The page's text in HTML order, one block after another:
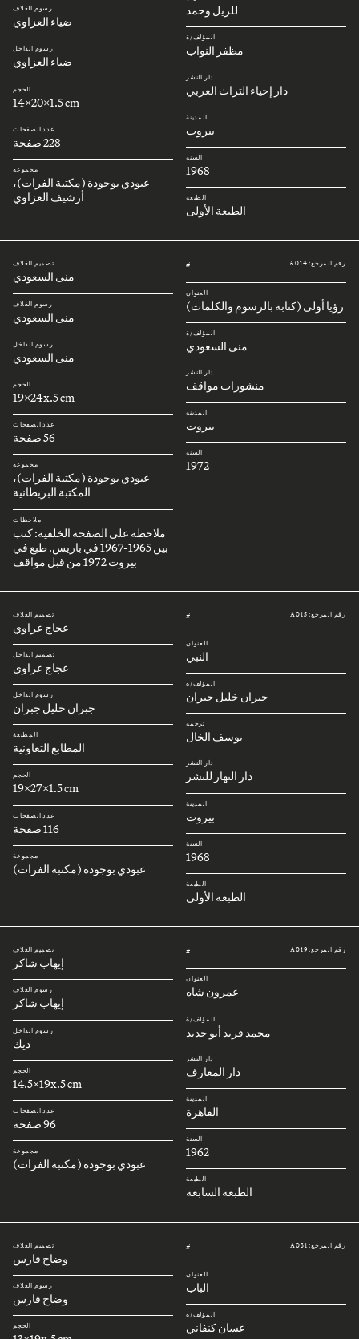
للريل وحمد
المؤلف/ة
مظفر النواب
دار النشر
دار إحياء التراث العربي
المدينة
بيروت
السنة
1968
الطبعة
الطبعة الأولى
رسوم الغلاف
ضياء العزاوي
رسوم الداخل
ضياء العزاوي
الحجم
14x20x1.5 cm
عدد الصفحات
228 صفحة
مجموعة
عبودي بوجودة (مكتبة الفرات)،
أرشيف العزاوي
رقم المرجع: A014 #
العنوان
رؤيا أولى (كتابة بالرسوم والكلمات)
المؤلف/ة
منى السعودي
دار النشر
منشورات مواقف
المدينة
بيروت
السنة
1972
تصميم الغلاف
منى السعودي
رسوم الغلاف
منى السعودي
رسوم الداخل
منى السعودي
الحجم
19x24x.5 cm
عدد الصفحات
56 صفحة
مجموعة
عبودي بوجودة (مكتبة الفرات)،
المكتبة البريطانية
ملاحظات
ملاحظة على الصفحة الخلفية: كتب
بين 1965-1967 في باريس. طبع في
بيروت 1972 من قبل مواقف
رقم المرجع: A015 #
العنوان
النبي
المؤلف/ة
جبران خليل جبران
ترجمة
يوسف الخال
دار النشر
دار النهار للنشر
المدينة
بيروت
السنة
1968
الطبعة
الطبعة الأولى
تصميم الغلاف
عجاج عراوي
تصميم الداخل
عجاج عراوي
رسوم الداخل
جبران خليل جبران
المطبعة
المطابع التعاونية
الحجم
19x27x1.5 cm
عدد الصفحات
116 صفحة
مجموعة
عبودي بوجودة (مكتبة الفرات)
رقم المرجع: A019 #
العنوان
عمرون شاه
المؤلف/ة
محمد فريد أبو حديد
دار النشر
دار المعارف
المدينة
القاهرة
السنة
1962
الطبعة
الطبعة السابعة
تصميم الغلاف
إيهاب شاكر
رسوم الغلاف
إيهاب شاكر
رسوم الداخل
ديك
الحجم
14.5x19x.5 cm
عدد الصفحات
96 صفحة
مجموعة
عبودي بوجودة (مكتبة الفرات)
رقم المرجع: A031 #
العنوان
الباب
المؤلف/ة
غسان كنفاني
تصميم الغلاف
وضاح فارس
رسوم الغلاف
وضاح فارس
الحجم